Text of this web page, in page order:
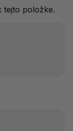
tejto položke.